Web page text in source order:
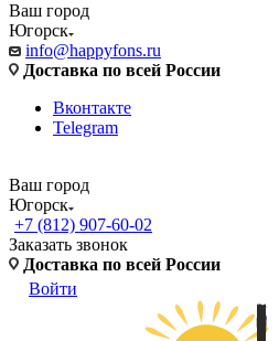
Ваш город
Югорск
info@happyfons.ru
Доставка по всей России
Вконтакте
Telegram
Ваш город
Югорск
+7 (812) 907-60-02
Заказать звонок
Доставка по всей России
Войти